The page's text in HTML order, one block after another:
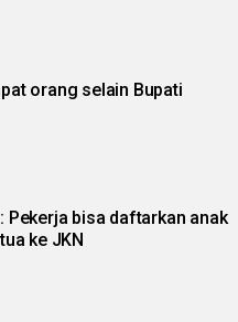
orang selain Bupati
Pekerja bisa daftarkan anak
ke JKN